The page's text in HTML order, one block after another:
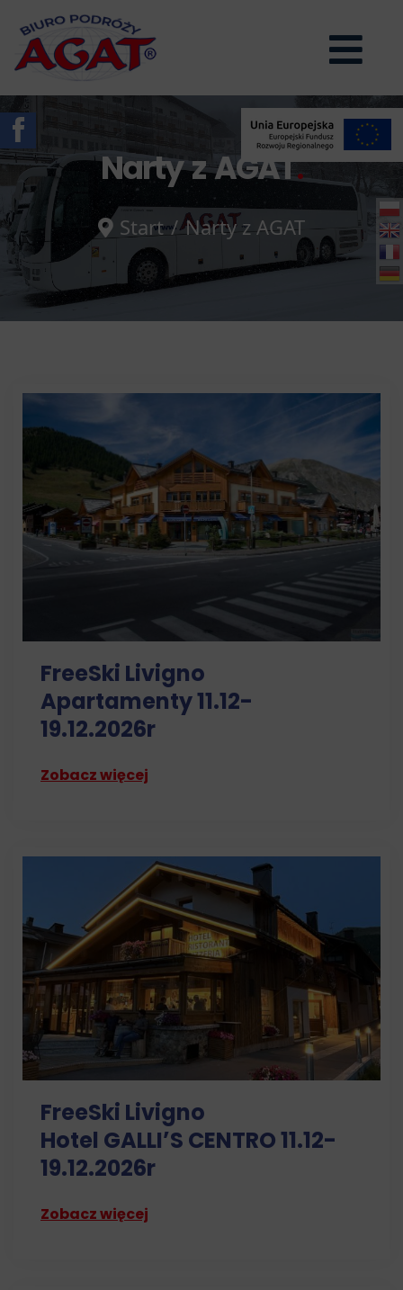
Narty z AGAT.
Start Narty z AGAT
FreeSki Livigno
Apartamenty 11.12-
19.12.2026r
Zobacz więcej
FreeSki Livigno
Hotel GALLIʼS CENTRO 11.12-
19.12.2026r
Zobacz więcej
